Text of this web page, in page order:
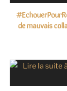
de mauvais